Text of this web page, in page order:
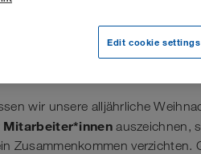
wir unsere alljährliche
Mitarbeiter*innenauszeichnen,
Zusammenkommen
Edit cookie settings